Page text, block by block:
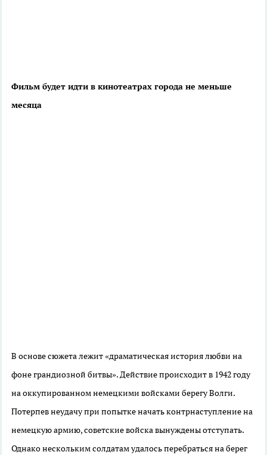
Фильм будет идти в кинотеатрах города не меньше
месяца
В основе сюжета лежит «драматическая история любви на
фоне грандиозной битвы». Действие происходит в 1942 году
на оккупированном немецкими войсками берегу Волги.
Потерпев неудачу при попытке начать контрнаступление на
немецкую армию, советские войска вынуждены отступать.
Однако нескольким солдатам удалось перебраться на берег